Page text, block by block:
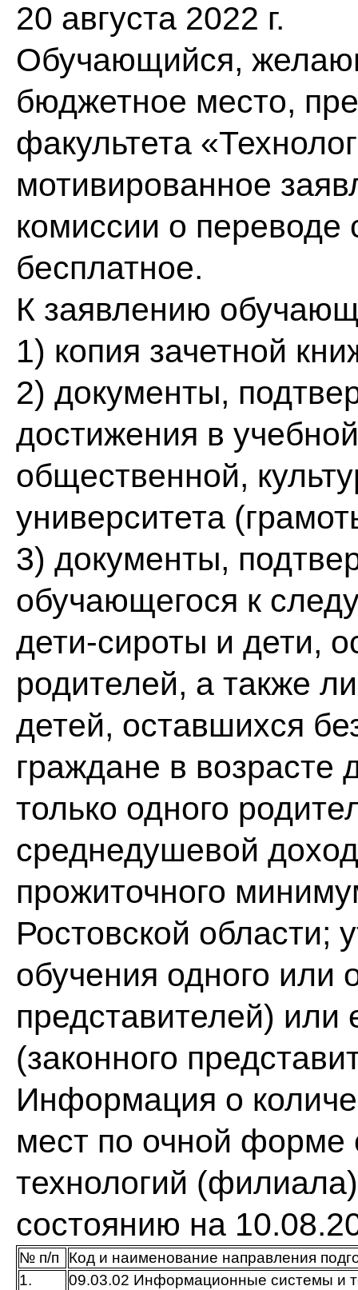
20 августа 2022 г.
Обучающийся,
бюджетное место,
факультета
мотивированное
комиссии о переводе
бесплатное.
К заявлению
1) копия зачетной
2) документы,
достижения в
общественной,
университета
3) документы,
обучающегося к
дети-сироты и дети,
родителей, а также
детей, оставшихся
граждане в
только одного
среднедушевой
прожиточного
Ростовской области;
обучения одного или
представителей) или
(законного
Информация о
мест по очной форме
технологий
состоянию на
№ п/п
Код и наименование направления
1.
09.03.02 Информационные системы и